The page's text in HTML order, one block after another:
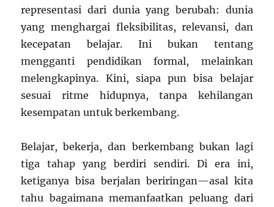
representasi dari dunia yang berubah: dunia
yang menghargai fleksibilitas, relevansi, dan
kecepatan belajar. Ini bukan tentang
mengganti pendidikan formal, melainkan
melengkapinya. Kini, siapa pun bisa belajar
sesuai ritme hidupnya, tanpa kehilangan
kesempatan untuk berkembang.
Belajar, bekerja, dan berkembang bukan lagi
tiga tahap yang berdiri sendiri. Di era ini,
ketiganya bisa berjalan beriringan—asal kita
tahu bagaimana memanfaatkan peluang dari